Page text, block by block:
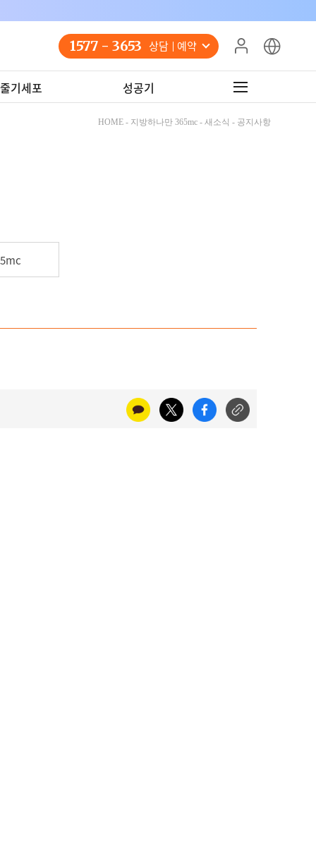
1577 - 3653 상담 예약
기세포 성공기
HOME - 지방하나만 365mc - 새소식 - 공지사항